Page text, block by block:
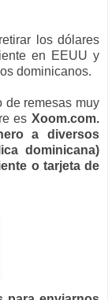
los dólares
en EEUU y
dominicanos.
de remesas muy
es Xoom.com.
a diversos
dominicana)
o tarjeta de